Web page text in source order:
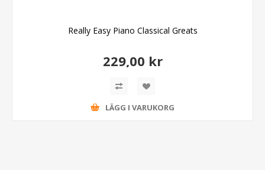
Really Easy Piano Classical Greats
229,00 kr
LÄGG I VARUKORG